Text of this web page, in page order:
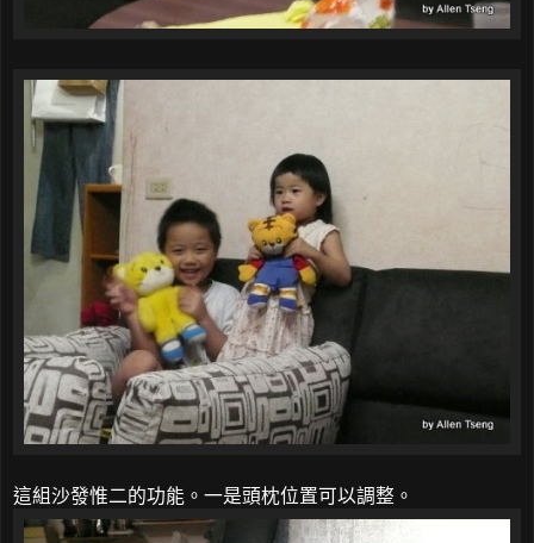
這組沙發惟二的功能。一是頭枕位置可以調整。